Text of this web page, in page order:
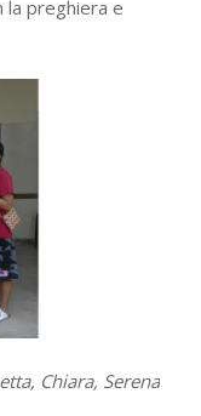
la preghiera e
Chiara, Serena